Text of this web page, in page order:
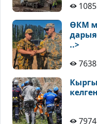
ӨКМ
..>
7638
7974